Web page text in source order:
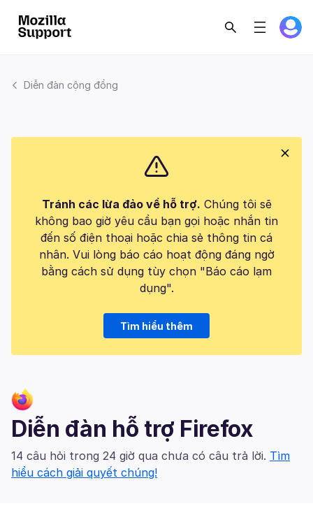
Diễn đàn cộng đồng
Tránh các lừa đảo về hỗ trợ. Chúng tôi sẽ
không bao giờ yêu cầu bạn gọi hoặc nhắn tin
đến số điện thoại hoặc chia sẻ thông tin cá
nhân. Vui lòng báo cáo hoạt động đáng ngờ
bằng cách sử dụng tùy chọn "Báo cáo lạm
dụng".
Tìm hiểu thêm
Diễn đàn hỗ trợ Firefox
14 câu hỏi trong 24 giờ qua chưa có câu trả lời. Tìm
hiểu cách giải quyết chúng!